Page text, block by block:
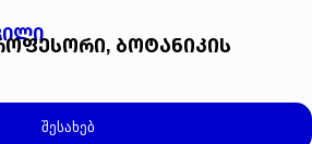
ბოტანიკის
შესახებ